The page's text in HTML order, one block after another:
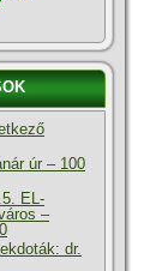
úr – 100
EL-
–
dr.